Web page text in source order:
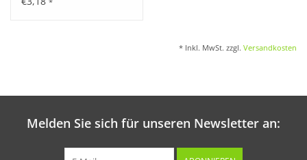
* Inkl. MwSt. zzgl. Versandkosten
Melden Sie sich für unseren Newsletter an: